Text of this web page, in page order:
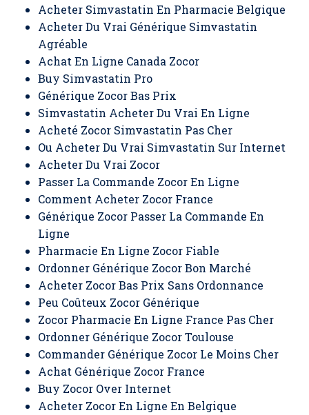
Acheter Simvastatin En Pharmacie Belgique
Acheter Du Vrai Générique Simvastatin
Agréable
Achat En Ligne Canada Zocor
Buy Simvastatin Pro
Générique Zocor Bas Prix
Simvastatin Acheter Du Vrai En Ligne
Acheté Zocor Simvastatin Pas Cher
Ou Acheter Du Vrai Simvastatin Sur Internet
Acheter Du Vrai Zocor
Passer La Commande Zocor En Ligne
Comment Acheter Zocor France
Générique Zocor Passer La Commande En
Ligne
Pharmacie En Ligne Zocor Fiable
Ordonner Générique Zocor Bon Marché
Acheter Zocor Bas Prix Sans Ordonnance
Peu Coûteux Zocor Générique
Zocor Pharmacie En Ligne France Pas Cher
Ordonner Générique Zocor Toulouse
Commander Générique Zocor Le Moins Cher
Achat Générique Zocor France
Buy Zocor Over Internet
Acheter Zocor En Ligne En Belgique